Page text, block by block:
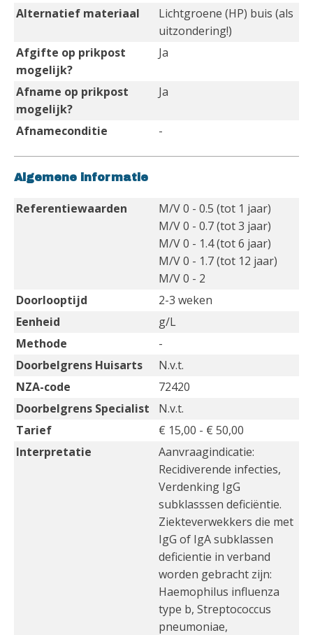
Alternatief materiaal
Lichtgroene (HP) buis (als
uitzondering!)
Afgifte op prikpost
mogelijk?
Ja
Afname op prikpost
mogelijk?
Ja
Afnameconditie -
Algemene informatie
Referentiewaarden
M/V 0 - 0.5 (tot 1 jaar)
M/V 0 - 0.7 (tot 3 jaar)
M/V 0 - 1.4 (tot 6 jaar)
M/V 0 - 1.7 (tot 12 jaar)
M/V 0 - 2
Doorlooptijd
2-3 weken
Eenheid
g/L
Methode
-
Doorbelgrens Huisarts
N.v.t.
NZA-code
72420
Doorbelgrens Specialist
N.v.t.
Tarief
€ 15,00 - € 50,00
Interpretatie
Aanvraagindicatie:
Recidiverende infecties,
Verdenking IgG
subklasssen deficiëntie.
Ziekteverwekkers die met
IgG of IgA subklassen
deficientie in verband
worden gebracht zijn:
Haemophilus influenza
type b, Streptococcus
pneumoniae,